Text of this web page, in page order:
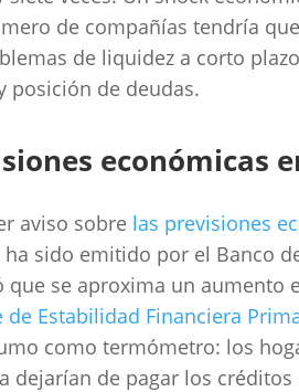
de compañías tendría
de liquidez a corto
posición de deudas.
económicas
aviso sobre las previsiones
ha sido emitido por el Banco
que se aproxima un aumento
de Estabilidad Financiera
como termómetro: los
dejarían de pagar los